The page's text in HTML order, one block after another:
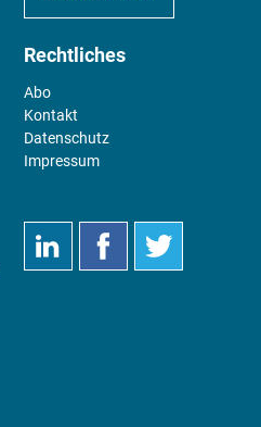
Rechtliches
Abo
Kontakt
Datenschutz
Impressum